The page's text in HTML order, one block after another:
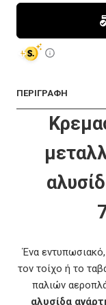
ΠΕΡΙΓΡΑΦΗ
Ένα
τον τοίχο ή το
παλιών
αλυσίδα